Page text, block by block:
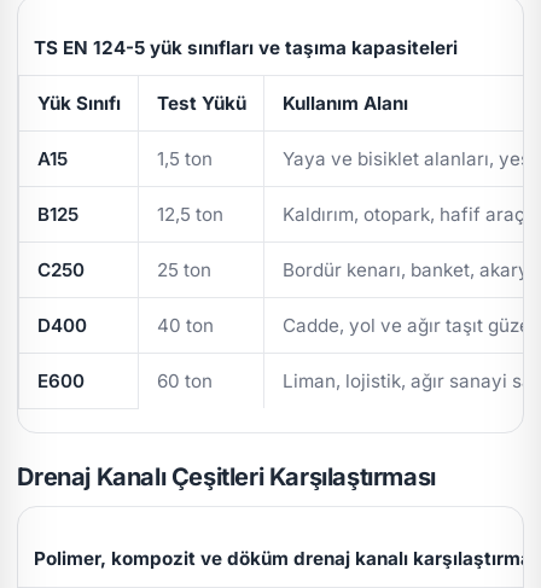
TS EN 124-5 yük sınıfları ve taşıma kapasiteleri
Yük Sınıfı Test Yükü Kullanım Alanı
A15 1,5 ton Yaya ve bisiklet alanları,
B125 12,5 ton Kaldırım, otopark, hafif araç
C250 25 ton Bordür kenarı, banket,
D400 40 ton Cadde, yol ve ağır taşıt
E600 60 ton Liman, lojistik, ağır sanayi
Drenaj Kanalı Çeşitleri Karşılaştırması
Polimer, kompozit ve döküm drenaj kanalı